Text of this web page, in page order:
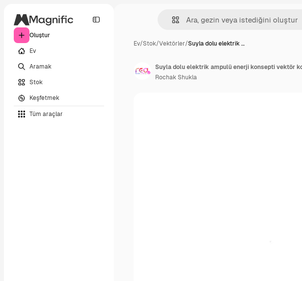
Oluştur
Ev
Aramak
Stok
Keşfetmek
Tüm araçlar
Ev/Stok/Vektörler/Suyla dolu elektrik …
Suyla dolu elektrik ampulü enerji konsepti vektör
Rochak Shukla